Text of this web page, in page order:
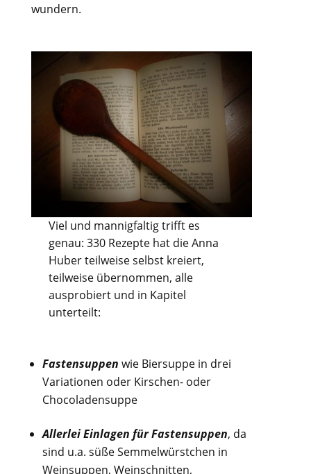
wundern.
Viel und mannigfaltig trifft es
genau: 330 Rezepte hat die Anna
Huber teilweise selbst kreiert,
teilweise übernommen, alle
ausprobiert und in Kapitel
unterteilt:
Fastensuppen wie Biersuppe in drei
Variationen oder Kirschen- oder
Chocoladensuppe
Allerlei Einlagen für Fastensuppen, da
sind u.a. süße Semmelwürstchen in
Weinsuppen, Weinschnitten,